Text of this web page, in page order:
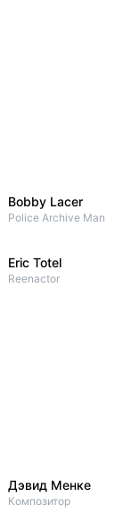
Bobby Lacer
Police Archive Man
Eric Totel
Reenactor
Дэвид Менке
Композитор